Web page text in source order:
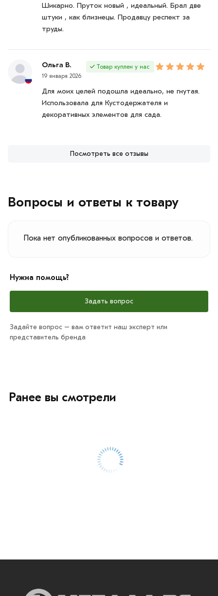
Шикарно. Пруток новый , идеальный. Брал две
штуки , как близнецы. Продавцу респект за
труды.
Ольга В.
19 января 2026
Товар куплен у нас
Для моих целей подошла идеально, не гнутая.
Использовала для Кустодержателя и
декоративных элементов для сада.
Посмотреть все отзывы
Вопросы и ответы к товару
Пока нет опубликованных вопросов и ответов.
Нужна помощь?
Задать вопрос
Задайте вопрос – вам ответит наш эксперт или
представитель бренда
Ранее вы смотрели